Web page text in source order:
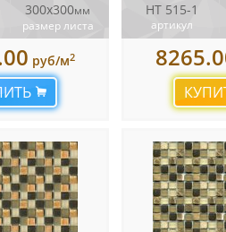
300x300мм
размер листа
руб/м2
HT 515-1
артикул